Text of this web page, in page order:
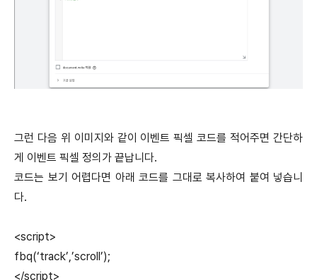
그런 다음 위 이미지와 같이 이벤트 픽셀 코드를 적어주면 간단하
게 이벤트 픽셀 정의가 끝납니다.
코드는 보기 어렵다면 아래 코드를 그대로 복사하여 붙여 넣습니
다.
<script>
fbq(‘track’,’scroll’);
</script>